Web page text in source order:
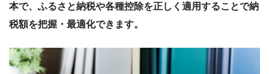
本で、ふるさと納税や各種控除を正しく適用することで納
税額を把握・最適化できます。